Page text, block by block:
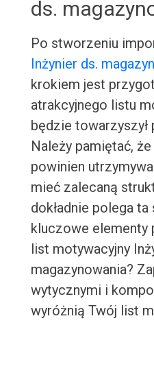
ds.
Po stworzeniu
Inżynier ds.
krokiem jest
atrakcyjnego listu
będzie towarzyszył
Należy pamiętać,
powinien
mieć zalecaną
dokładnie polega
kluczowe elementy
list motywacyjny
magazynowania?
wytycznymi i
wyróżnią Twój list